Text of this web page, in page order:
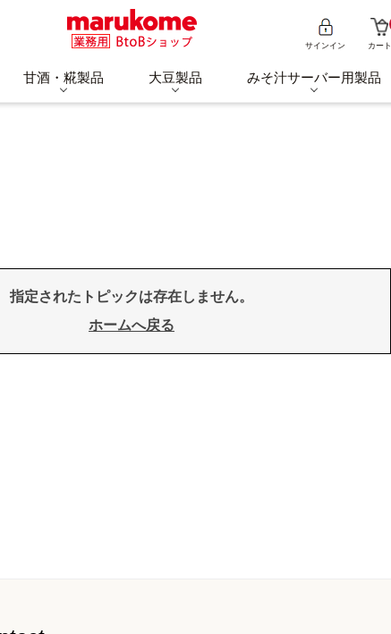
サインイン カート
甘酒・糀製品 大豆製品 みそ汁サーバー用製品
指定されたトピックは存在しません。
ホームへ戻る